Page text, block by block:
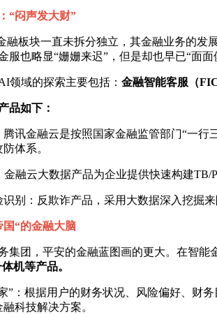
“闷声发大财”
融板块一直未拆分独立，其金融业务的发
服也略显“姗姗来迟”，但是却也早已“面面
领域的探索主要包括： 金融智能客服（
品如下：
腾讯金融云是按照国家金融监管部门“一
体系。
融云大数据产品为企业提供快速构建
别：反欺诈产品，采用大数据深入挖掘
“的金融大脑
集团，平安的金融蓝图画的更大。在智能
机等产品。
”：根据用户的财务状况、风险偏好、财
科技解决方案。